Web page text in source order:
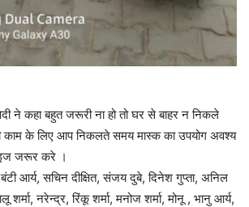
ने कहा बहुत जरूरी ना हो तो घर से बाहर न निकले
के लिए आप निकलते समय मास्क का उपयोग अवश्य
जरूर करे ।
आर्य, सचिन दीक्षित, संजय दुबे, दिनेश गुप्ता, अनिल
शर्मा, नरेन्द्र, रिंकू शर्मा, मनोज शर्मा, मोनू , भानु आर्य,